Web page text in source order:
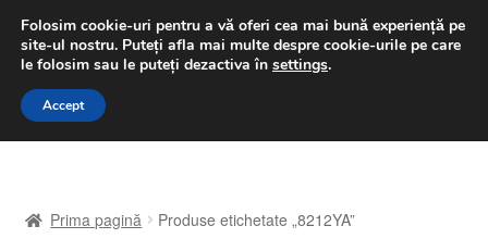
LIVRARE de la 33 lei
luni-vineri 9 a.m. - 4 p.m.031 229 6816
Sari
Sari
A lua legatura
Prima pagină Produse etichetate „8212YA”
Folosim cookie-uri pentru a vă oferi cea mai bună experiență pe
site-ul nostru. Puteți afla mai multe despre cookie-urile pe care
le folosim sau le puteți dezactiva în settings.
Accept